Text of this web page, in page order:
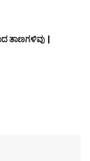
ತಾಣಗಳಿವು |